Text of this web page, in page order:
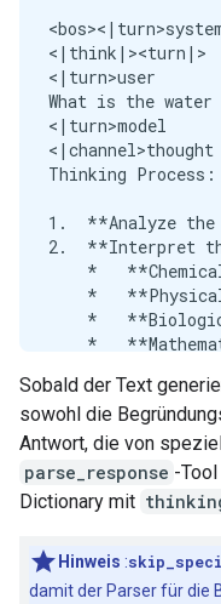
<|think|><turn|>
<|turn>user
What is the water
<|turn>model
<|channel>thought
Thinking Process:
1.  **Analyze
2.  **Interpret
*
*
*
*
*   **A
3.  **Determine
4.  **Formulate
5.  **Address
6.  **Review
*   Start
*   Explain
Sobald der Text
sowohl die
Antwort, die von
parse_response -
Dictionary mit
Hinweis :
damit der Parser für die